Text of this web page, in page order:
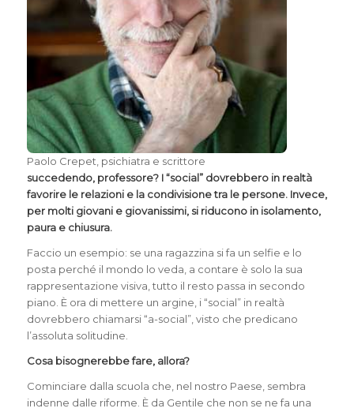
Paolo Crepet, psichiatra e scrittore
succedendo, professore? I “social” dovrebbero in realtà
favorire le relazioni e la condivisione tra le persone. Invece,
per molti giovani e giovanissimi, si riducono in isolamento,
paura e chiusura.
Faccio un esempio: se una ragazzina si fa un selfie e lo
posta perché il mondo lo veda, a contare è solo la sua
rappresentazione visiva, tutto il resto passa in secondo
piano. È ora di mettere un argine, i “social” in realtà
dovrebbero chiamarsi “a-social”, visto che predicano
l’assoluta solitudine.
Cosa bisognerebbe fare, allora?
Cominciare dalla scuola che, nel nostro Paese, sembra
indenne dalle riforme. È da Gentile che non se ne fa una